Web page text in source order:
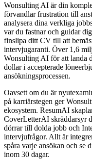
Wonsulting AI är din
förvandlar frustration till
analysera dina verkliga
var du fastnar och guidar
finslipa ditt CV till att
intervjugaranti. Över 1,6
Wonsulting AI för att landa
dollar i accepterade
ansökningsprocessen.
Oavsett om du är
på karriärstegen ger
ekosystem. ResumAI
CoverLetterAI skräddarsyr
dörrar till dolda jobb och
intervjufrågor. Allt är
spåra varje ansökan och se
inom 30 dagar.